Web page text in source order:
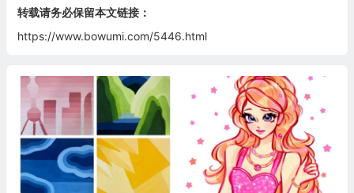
转载请务必保留本文链接：
https://www.bowumi.com/5446.html